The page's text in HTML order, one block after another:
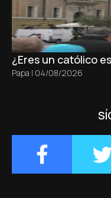
¿Eres un católico
Papa | 04/08/2026